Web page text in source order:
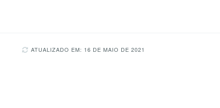
ATUALIZADO EM: 16 DE MAIO DE 2021